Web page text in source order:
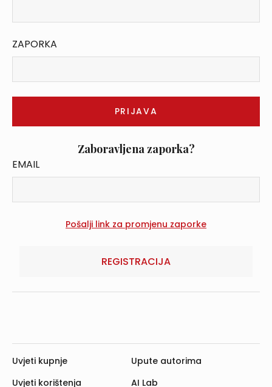
ZAPORKA
Zaboravljena zaporka?
EMAIL
REGISTRACIJA
Uvjeti kupnje
Uvjeti korištenja
Upute autorima
AI Lab